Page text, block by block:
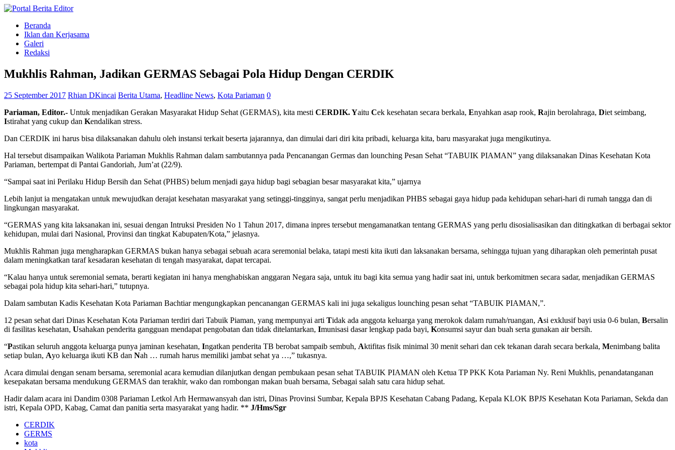
Beranda
Iklan dan Kerjasama
Galeri
Redaksi
Mukhlis Rahman, Jadikan GERMAS Sebagai Pola Hidup Dengan CERDIK
25 September 2017 Rhian DKincai Berita Utama, Headline News, Kota Pariaman 0
Pariaman, Editor.- Untuk menjadikan Gerakan Masyarakat Hidup Sehat (GERMAS), kita mesti CERDIK. Yaitu Cek kesehatan secara berkala, Enyahkan asap rook, Rajin berolahraga, Diet seimbang,
Istirahat yang cukup dan Kendalikan stress.
Dan CERDIK ini harus bisa dilaksanakan dahulu oleh instansi terkait beserta jajarannya, dan dimulai dari diri kita pribadi, keluarga kita, baru masyarakat juga mengikutinya.
Hal tersebut disampaikan Walikota Pariaman Mukhlis Rahman dalam sambutannya pada Pencanangan Germas dan lounching Pesan Sehat “TABUIK PIAMAN” yang dilaksanakan Dinas Kesehatan Kota
Pariaman, bertempat di Pantai Gandoriah, Jum’at (22/9).
“Sampai saat ini Perilaku Hidup Bersih dan Sehat (PHBS) belum menjadi gaya hidup bagi sebagian besar masyarakat kita,” ujarnya
Lebih lanjut ia mengatakan untuk mewujudkan derajat kesehatan masyarakat yang setinggi-tingginya, sangat perlu menjadikan PHBS sebagai gaya hidup pada kehidupan sehari-hari di rumah tangga dan di
lingkungan masyarakat.
“GERMAS yang kita laksanakan ini, sesuai dengan Intruksi Presiden No 1 Tahun 2017, dimana inpres tersebut mengamanatkan tentang GERMAS yang perlu disosialisasikan dan ditingkatkan di berbagai sektor
kehidupan, mulai dari Nasional, Provinsi dan tingkat Kabupaten/Kota,” jelasnya.
Mukhlis Rahman juga mengharapkan GERMAS bukan hanya sebagai sebuah acara seremonial belaka, tatapi mesti kita ikuti dan laksanakan bersama, sehingga tujuan yang diharapkan oleh pemerintah pusat
dalam meningkatkan taraf kesadaran kesehatan di tengah masyarakat, dapat tercapai.
“Kalau hanya untuk seremonial semata, berarti kegiatan ini hanya menghabiskan anggaran Negara saja, untuk itu bagi kita semua yang hadir saat ini, untuk berkomitmen secara sadar, menjadikan GERMAS
sebagai pola hidup kita sehari-hari,” tutupnya.
Dalam sambutan Kadis Kesehatan Kota Pariaman Bachtiar mengungkapkan pencanangan GERMAS kali ini juga sekaligus lounching pesan sehat “TABUIK PIAMAN,”.
12 pesan sehat dari Dinas Kesehatan Kota Pariaman terdiri dari Tabuik Piaman, yang mempunyai arti Tidak ada anggota keluarga yang merokok dalam rumah/ruangan, Asi exklusif bayi usia 0-6 bulan, Bersalin
di fasilitas kesehatan, Usahakan penderita gangguan mendapat pengobatan dan tidak ditelantarkan, Imunisasi dasar lengkap pada bayi, Konsumsi sayur dan buah serta gunakan air bersih.
“Pastikan seluruh anggota keluarga punya jaminan kesehatan, Ingatkan penderita TB berobat sampaib sembuh, Aktifitas fisik minimal 30 menit sehari dan cek tekanan darah secara berkala, Menimbang balita
setiap bulan, Ayo keluarga ikuti KB dan Nah … rumah harus memiliki jambat sehat ya …,” tukasnya.
Acara dimulai dengan senam bersama, seremonial acara kemudian dilanjutkan dengan pembukaan pesan sehat TABUIK PIAMAN oleh Ketua TP PKK Kota Pariaman Ny. Reni Mukhlis, penandatanganan
kesepakatan bersama mendukung GERMAS dan terakhir, wako dan rombongan makan buah bersama, Sebagai salah satu cara hidup sehat.
Hadir dalam acara ini Dandim 0308 Pariaman Letkol Arh Hermawansyah dan istri, Dinas Provinsi Sumbar, Kepala BPJS Kesehatan Cabang Padang, Kepala KLOK BPJS Kesehatan Kota Pariaman, Sekda dan
istri, Kepala OPD, Kabag, Camat dan panitia serta masyarakat yang hadir. ** J/Hms/Sgr
CERDIK
GERMS
kota